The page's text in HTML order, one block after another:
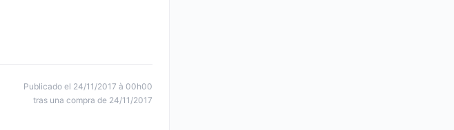
Publicado el 24/11/2017 à 00h00
tras una compra de 24/11/2017